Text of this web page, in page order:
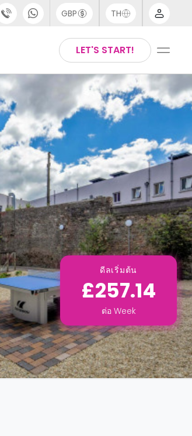
GBP TH
Thai
LET'S START!
ดีลเริ่มต้น
£257.14
ต่อ Week